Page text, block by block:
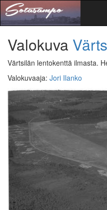
Valokuva
Värtsilän lentokenttä ilmasta.
Valokuvaaja: Jori Ilanko